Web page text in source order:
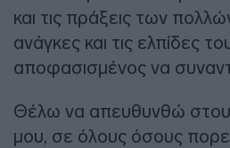
και τις πράξεις των
ανάγκες και τις ελπίδες
αποφασισμένος να
Θέλω να απευθυνθώ
μου, σε όλους όσους